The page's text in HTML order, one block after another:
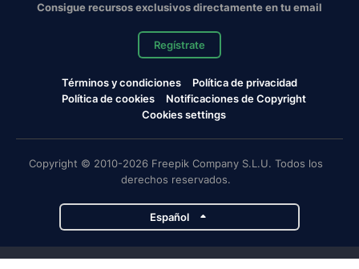
Consigue recursos exclusivos directamente en tu email
Regístrate
Términos y condiciones
Política de privacidad
Política de cookies
Notificaciones de Copyright
Cookies settings
Copyright © 2010-2026 Freepik Company S.L.U. Todos los
derechos reservados.
Español